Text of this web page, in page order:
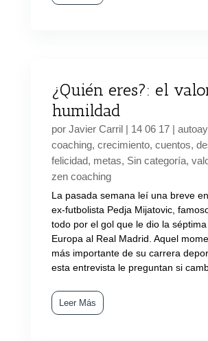
¿Quién eres?: el
humildad
por Javier Carril| 14 06 17|
coaching, crecimiento, cuentos,
felicidad, metas, Sin categoría,
zen coaching
La pasada semana leí una breve
ex-futbolista Pedja Mijatovic,
todo por el gol que le dio la
Europa al Real Madrid. Aquel
más importante de su carrera
esta entrevista le preguntan si
Leer Más